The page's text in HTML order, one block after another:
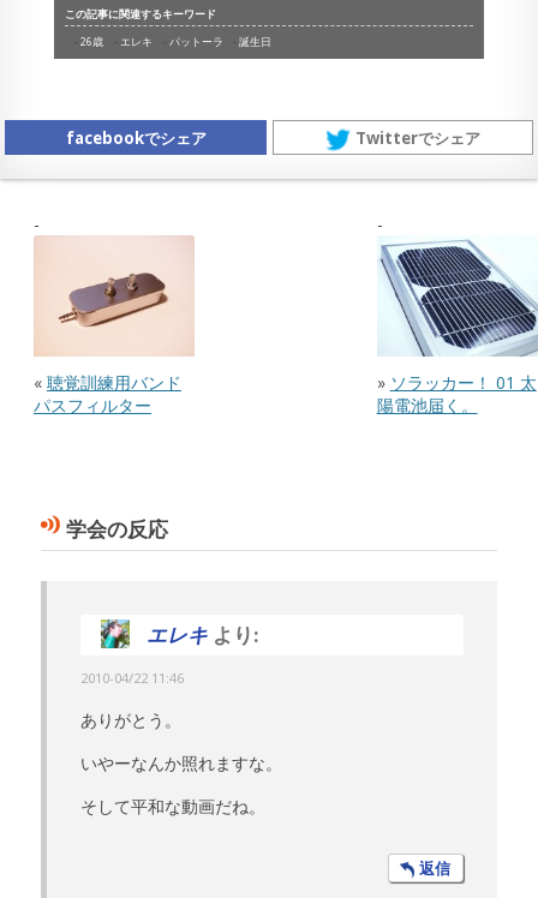
この記事に関連するキーワード
26歳
エレキ パットーラ 誕生日
facebookでシェア Twitterでシェア
« 聴覚訓練用バンド
パスフィルター
» ソラッカー！ 01 太
陽電池届く。
学会の反応
エレキ より:
2010-04/22 11:46
ありがとう。
いやーなんか照れますな。
そして平和な動画だね。
返信